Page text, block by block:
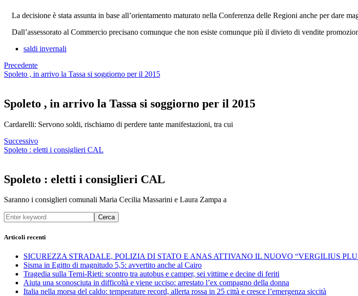
La decisione è stata assunta in base all’orientamento maturato nella Conferenza delle Regioni anche per dare
Dall’assessorato al Commercio precisano comunque che non esiste comunque più il divieto di vendite
saldi invernali
Precedente
Spoleto , in arrivo la Tassa si soggiorno per il 2015
Spoleto , in arrivo la Tassa si soggiorno per il 2015
Cardarelli: Servono soldi, rischiamo di perdere tante manifestazioni, tra cui
Successivo
Spoleto : eletti i consiglieri CAL
Spoleto : eletti i consiglieri CAL
Saranno i consiglieri comunali Maria Cecilia Massarini e Laura Zampa a
Cerca
Articoli recenti
SICUREZZA STRADALE, POLIZIA DI STATO E ANAS ATTIVANO IL NUOVO “VERGILIUS
Sisma in Egitto di magnitudo 5,5: avvertito anche al Cairo
Tragedia sulla Terni-Rieti: scontro tra autobus e camper, sei vittime e decine di feriti
Aiuta una sconosciuta in difficoltà e viene ucciso: arrestato l’ex compagno della donna
Italia nella morsa del caldo: temperature record, allerta rossa in 25 città e cresce l’emergenza siccità